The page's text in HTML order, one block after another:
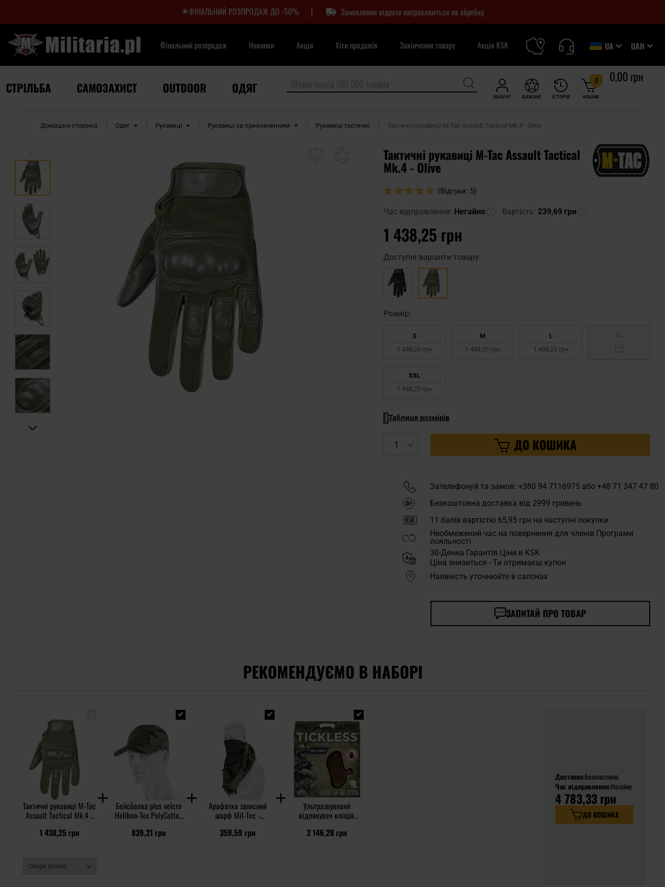
ФІНАЛЬНИЙ РОЗПРОДАЖ ДО -50% | Замовлення відразу направляються на обробку
UAH
UA
Фінальний розпродаж Новинки Акція Хіти продажів Закінчення товару Акція KSK
АКАУНТ ІСТОРІЯ
БАЖАНЕ КОШИК
0 0,00 грн
СТРІЛЬБА САМОЗАХИСТ OUTDOOR ОДЯГ
Домашня сторінка Одяг Рукавиці Рукавиці за призначенням Рукавиці тактичні Тактичні рукавиці M-Tac Assault Tactical Mk.4 - Olive
Тактичні рукавиці M-Tac Assault Tactical
Mk.4 - Olive
Оцінка:
(Відгуки: 5)
Час відправлення: Негайно Вартість: 239,69 грн
1 438,25 грн
Доступні варіанти товару:
Pозмір:
S
1 438,25 грн
M
1 438,25 грн
L
1 438,25 грн
XXL
1 438,25 грн
Таблиця розмірів
ДО КОШИКА
Зателефонуй та замов: +380 94 7116975 або +48 71 347 47 80
Безкоштовна доставка від 2999 гривень
11 балів вартістю 65,95 грн на наступні покупки
Необмежений час на повернення для членів Програми
лояльності
30-Денна Гарантія Ціни в KSK
Ціна знизиться - Ти отримаєш купон
Наявність уточнюйте в салонах
ЗАПИТАЙ ПРО ТОВАР
РЕКОМЕНДУЄМО В НАБОРІ
Тактичні рукавиці M-Tac
Assault Tactical Mk.4 -
1 438,25 грн
Бейсболка plus velcro
Helikon-Tex PolyCotton
PL Woodland
839,21 грн
Арафатка захисний
шарф Mil-Tec -
359,59 грн
Ультразвуковий
відлякувач кліщів
людей - Brown
2 146,28 грн
Доставка:Безкоштовно
Час відправлення:Негайно
4 783,33 грн
ДО КОШИКА